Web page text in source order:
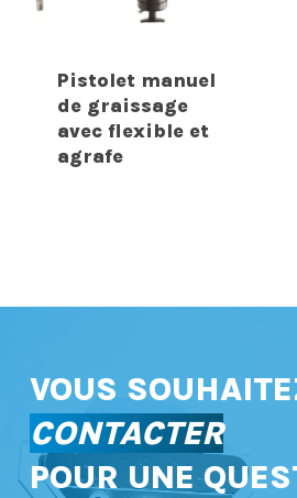
Pistolet manuel
de graissage
avec flexible et
agrafe
VOUS
CONTACTER
POUR UNE